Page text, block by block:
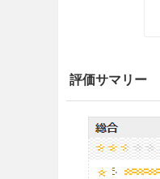
評価サマリー